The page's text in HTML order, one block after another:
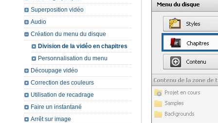
Superposition vidéo
Audio
Création du menu du disque
Division de la vidéo en chapitres
Personnalisation du menu
Découpage vidéo
Correction des couleurs
Utilisation de recadrage
Faire un instantané
Arrêt sur image